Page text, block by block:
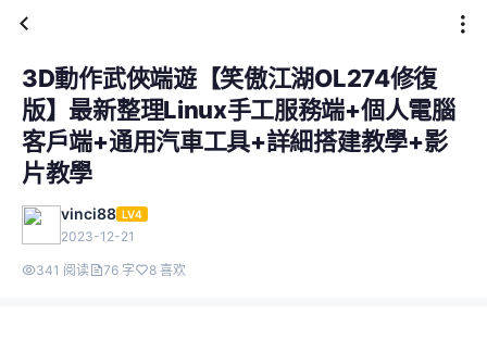
3D動作武俠端遊【笑傲江湖OL274修復
版】最新整理Linux手工服務端+個人電腦
客戶端+通用汽車工具+詳細搭建教學+影
片教學
vinci88 LV4
2023-12-21
341 阅读 76 字 8 喜欢